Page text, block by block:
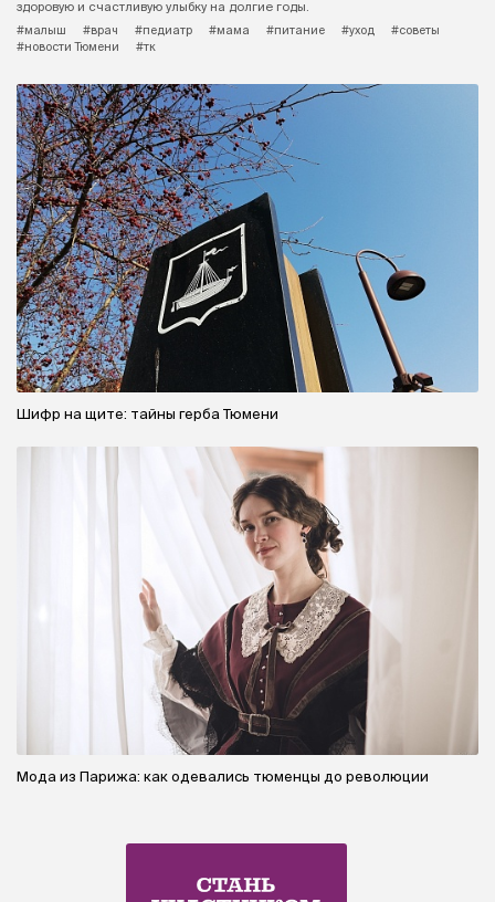
здоровую и счастливую улыбку на долгие годы.
#малыш
#врач #педиатр #мама #питание #уход
#советы
#новости Тюмени
#тк
Шифр на щите: тайны герба Тюмени
Мода из Парижа: как одевались тюменцы до революции